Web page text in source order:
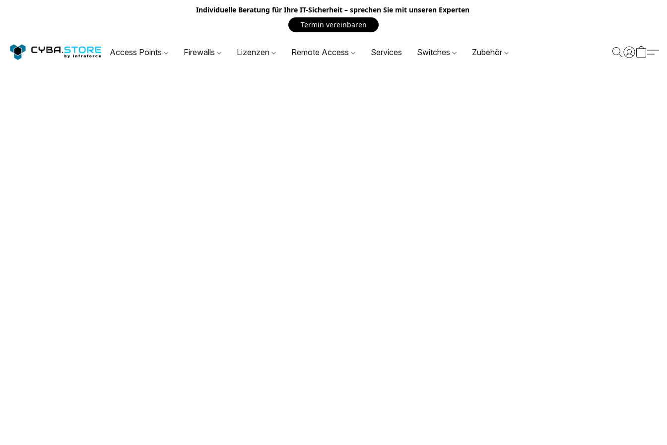
Individuelle Beratung für Ihre IT-Sicherheit – sprechen Sie mit unseren Experten
Termin vereinbaren
Access Points Firewalls Lizenzen Remote Access Services Switches Zubehör